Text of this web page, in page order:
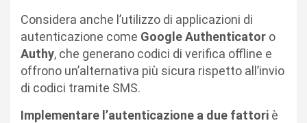
Considera anche l’utilizzo di applicazioni di
autenticazione come Google Authenticator o
Authy, che generano codici di verifica offline e
offrono un’alternativa più sicura rispetto all’invio
di codici tramite SMS.
Implementare l’autenticazione a due fattori è